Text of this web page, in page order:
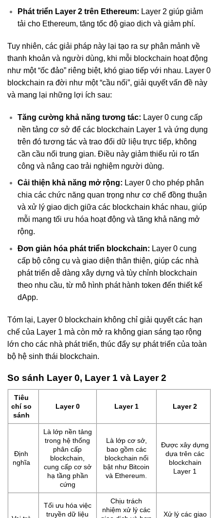
Phát triển Layer 2 trên Ethereum: Layer 2 giúp giảm
tải cho Ethereum, tăng tốc độ giao dịch và giảm phí.
Tuy nhiên, các giải pháp này lại tạo ra sự phân mảnh về
thanh khoản và người dùng, khi mỗi blockchain hoạt động
như một “ốc đảo” riêng biệt, khó giao tiếp với nhau. Layer 0
blockchain ra đời như một “cầu nối”, giải quyết vấn đề này
và mang lại những lợi ích sau:
Tăng cường khả năng tương tác: Layer 0 cung cấp
nền tảng cơ sở để các blockchain Layer 1 và ứng dụng
trên đó tương tác và trao đổi dữ liệu trực tiếp, không
cần cầu nối trung gian. Điều này giảm thiểu rủi ro tấn
công và nâng cao trải nghiệm người dùng.
Cải thiện khả năng mở rộng: Layer 0 cho phép phân
chia các chức năng quan trọng như cơ chế đồng thuận
và xử lý giao dịch giữa các blockchain khác nhau, giúp
mỗi mạng tối ưu hóa hoạt động và tăng khả năng mở
rộng.
Đơn giản hóa phát triển blockchain: Layer 0 cung
cấp bộ công cụ và giao diện thân thiện, giúp các nhà
phát triển dễ dàng xây dựng và tùy chỉnh blockchain
theo nhu cầu, từ mô hình phát hành token đến thiết kế
dApp.
Tóm lại, Layer 0 blockchain không chỉ giải quyết các hạn
chế của Layer 1 mà còn mở ra không gian sáng tạo rộng
lớn cho các nhà phát triển, thúc đẩy sự phát triển của toàn
bộ hệ sinh thái blockchain.
So sánh Layer 0, Layer 1 và Layer 2
Tiêu
chí so
sánh
Layer 0 Layer 1 Layer 2
Định
nghĩa
Là lớp nền tảng
trong hệ thống
phân cấp
blockchain,
cung cấp cơ sở
hạ tầng phần
cứng
Là lớp cơ sở,
bao gồm các
blockchain nổi
bật như Bitcoin
và Ethereum.
Được xây dựng
dựa trên các
blockchain
Layer 1
Tối ưu hóa việc
truyền dữ liệu
Chịu trách
nhiệm xử lý các
Xử lý các giao